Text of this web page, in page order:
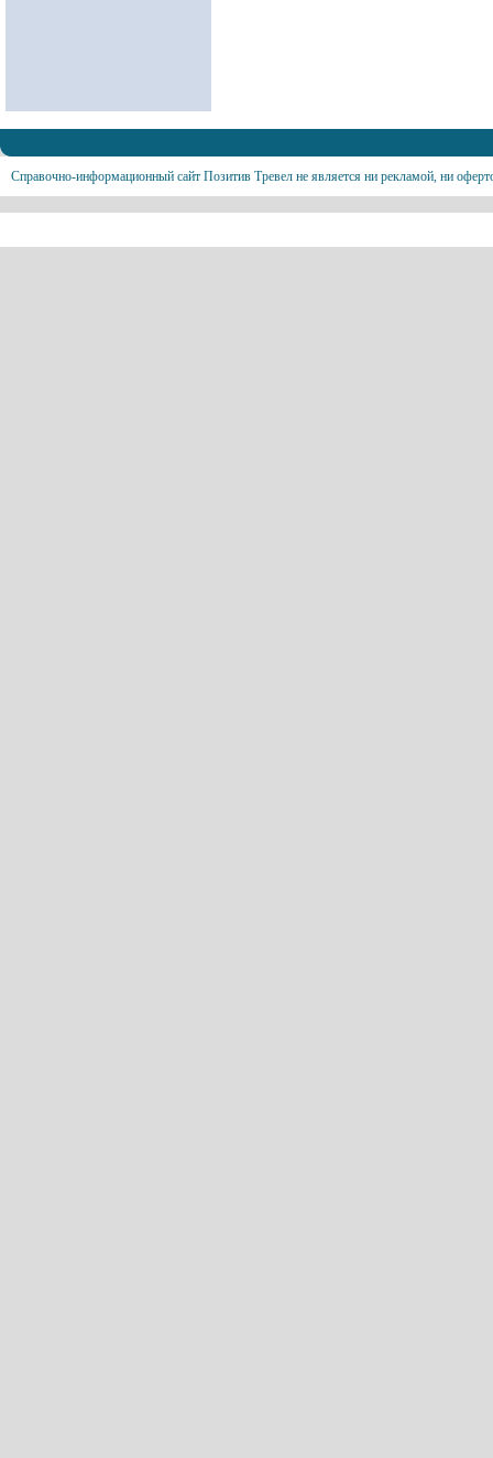
Справочно-информационный сайт Позитив Тревел не является ни рекламой, ни